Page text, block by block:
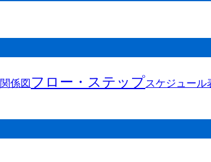
関係図 フロー・ステップスケジュール